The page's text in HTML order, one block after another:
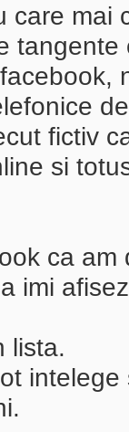
care mai
fictiv
si
ca
imi
lista.